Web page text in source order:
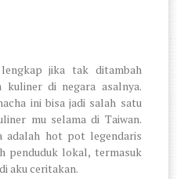
jika tak ditambah
kuliner di negara asalnya.
ini bisa jadi salah satu
mu selama di Taiwan.
adalah hot pot legendaris
penduduk lokal, termasuk
aku ceritakan.